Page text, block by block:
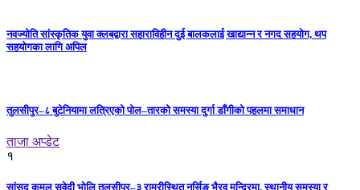
नवज्योति सांस्कृतिक युवा क्लबद्वारा सहाराविहीन दुई बालकलाई खाद्यान्न र नगद सहयोग, थप
सहयोगका लागि अपिल
तुलसीपुर–८ बुटेनियामा लत्रिएको पोल–तारको समस्या दुर्गा डाँगीको पहलमा समाधान
ताजा अप्डेट
१
सांसद कमल सुवेदी भोलि तुलसीपुर–३ राम्रीस्थित नर्सिङ भैरव मन्दिरमा, स्थानीय समस्या र